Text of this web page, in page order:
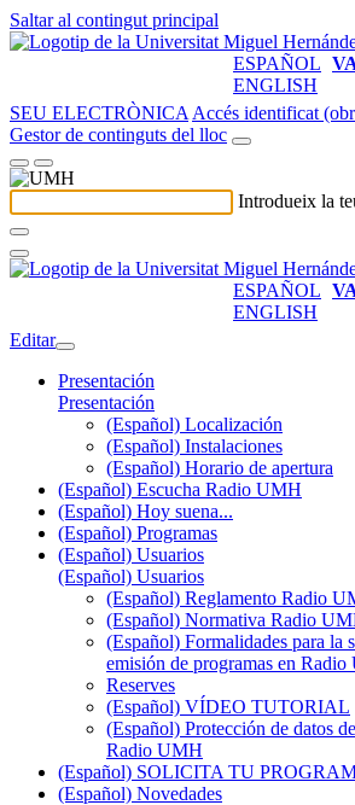
Saltar al contingut principal
ESPAÑOL
ENGLISH
SEU ELECTRÒNICA Accés identificat
Gestor de continguts del lloc
Introdueix la
ESPAÑOL
ENGLISH
Editar
Presentación
Presentación
(Español) Localización
(Español) Instalaciones
(Español) Horario de apertura
(Español) Escucha Radio UMH
(Español) Hoy suena...
(Español) Programas
(Español) Usuarios
(Español) Usuarios
(Español) Reglamento Radio
(Español) Normativa Radio
(Español) Formalidades para la
emisión de programas en
Reserves
(Español) VÍDEO TUTORIAL
(Español) Protección de datos
Radio UMH
(Español) SOLICITA TU
(Español) Novedades